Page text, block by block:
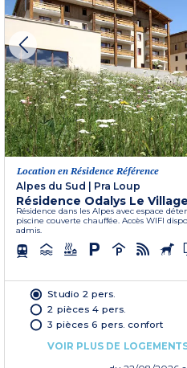
Location en Résidence Référence
Alpes du Sud
Pra Loup
Résidence Odalys Le
Résidence dans les Alpes avec espace
piscine couverte chauffée. Accès WIFI
admis.
Studio 2 pers.
2 pièces 4 pers.
3 pièces 6 pers. confort
VOIR PLUS DE